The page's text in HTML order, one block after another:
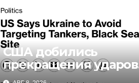
США добились
прекращения ударов
Украины по нефтяной